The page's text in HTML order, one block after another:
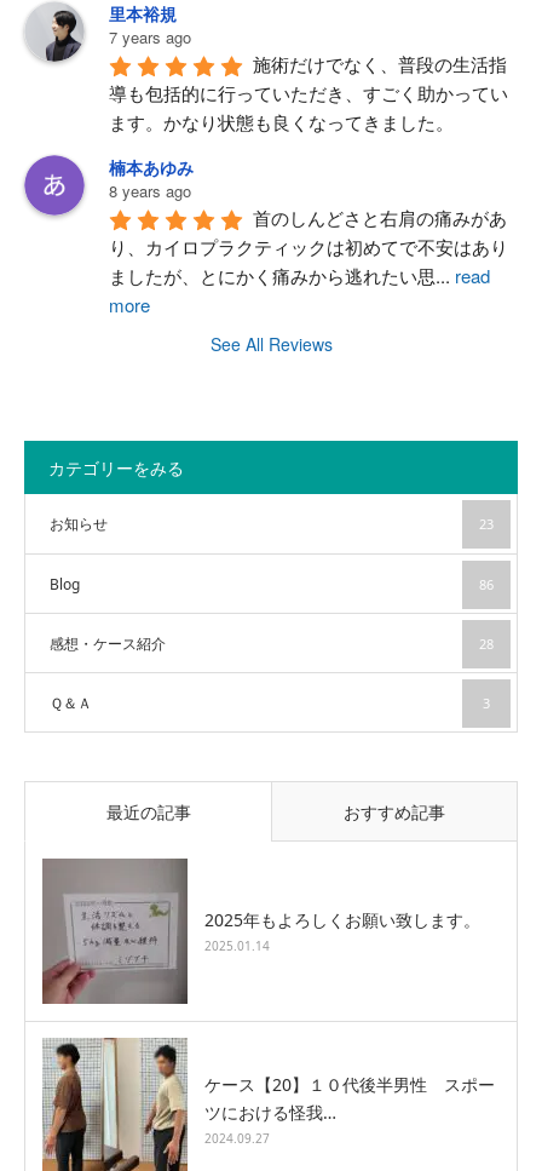
里本裕規
7 years ago
施術だけでなく、普段の生活指
導も包括的に行っていただき、すごく助かってい
ます。かなり状態も良くなってきました。
楠本あゆみ
8 years ago
首のしんどさと右肩の痛みがあ
り、カイロプラクティックは初めてで不安はあり
ましたが、とにかく痛みから逃れたい思... read
more
See All Reviews
カテゴリーをみる
お知らせ 23
Blog 86
感想・ケース紹介 28
Ｑ＆Ａ 3
最近の記事 おすすめ記事
2025年もよろしくお願い致します。
2025.01.14
ケース【20】１０代後半男性 スポー
ツにおける怪我…
2024.09.27